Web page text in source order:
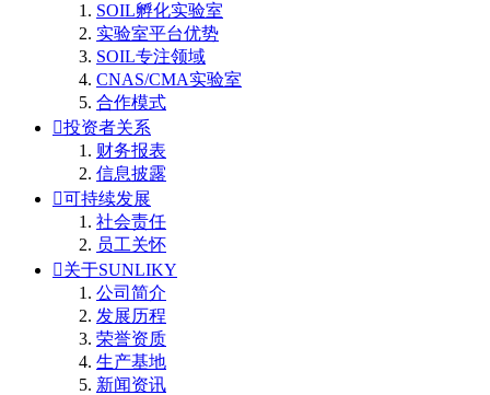
SOIL孵化实验室
实验室平台优势
SOIL专注领域
CNAS/CMA实验室
合作模式
投资者关系
财务报表
信息披露
可持续发展
社会责任
员工关怀
关于SUNLIKY
公司简介
发展历程
荣誉资质
生产基地
新闻资讯